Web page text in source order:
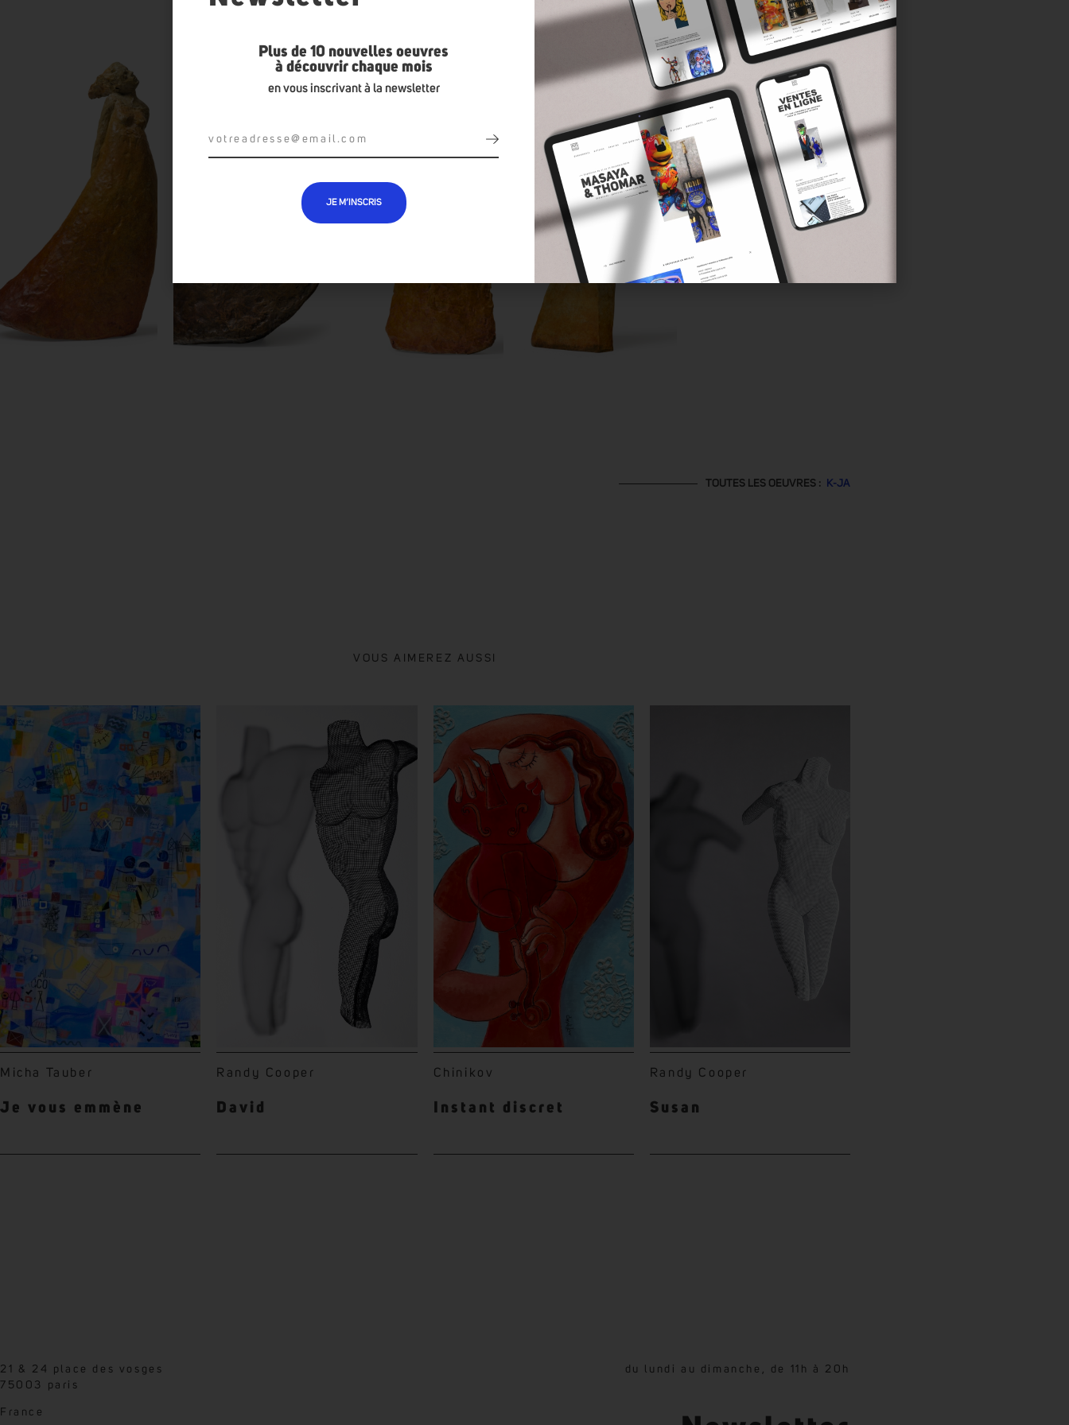
TOUTES LES OEUVRES : K-JA
VOUS AIMEREZ AUSSI
Micha Tauber
Je vous emmène
Randy Cooper
David
Chinikov
Instant discret
Randy Cooper
Susan
21 & 24 place des vosges
75003 paris
France
du lundi au dimanche, de 11h à 20h
Plus de 10 nouvelles oeuvres
à découvrir chaque mois
en vous inscrivant à la newsletter
JE M’INSCRIS